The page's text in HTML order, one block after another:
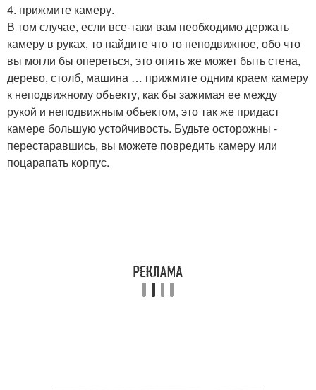
4. прижмите камеру.
В том случае, если все-таки вам необходимо держать
камеру в руках, то найдите что то неподвижное, обо что
вы могли бы опереться, это опять же может быть стена,
дерево, столб, машина … прижмите одним краем камеру
к неподвижному объекту, как бы зажимая ее между
рукой и неподвижным объектом, это так же придаст
камере большую устойчивость. Будьте осторожны -
перестаравшись, вы можете повредить камеру или
поцарапать корпус.